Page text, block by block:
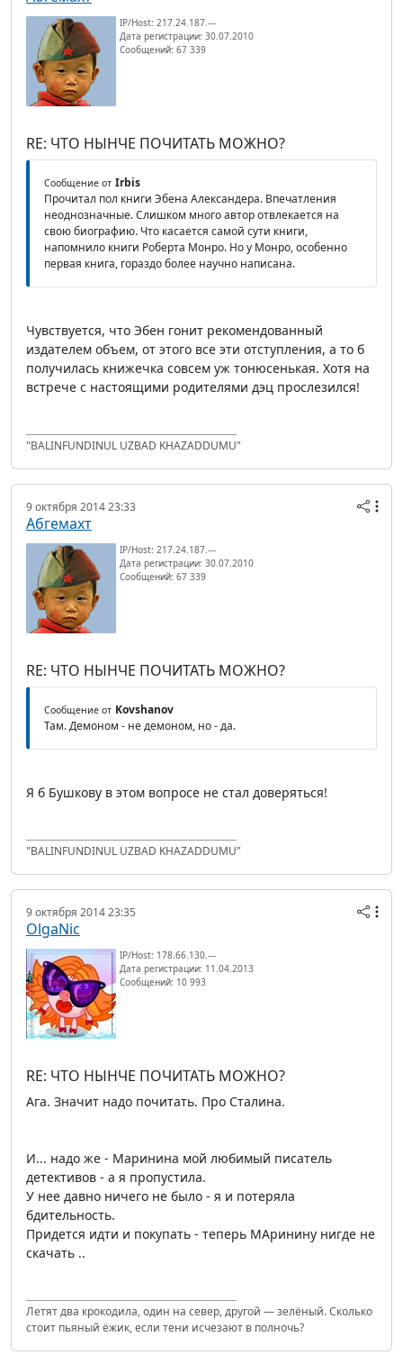
IP/Host: 217.24.187.---
Дата регистрации: 30.07.2010
Сообщений: 67 339
RE: ЧТО НЫНЧЕ ПОЧИТАТЬ МОЖНО?
Сообщение от Irbis
Прочитал пол книги Эбена Александера. Впечатления
неоднозначные. Слишком много автор отвлекается на
свою биографию. Что касается самой сути книги,
напомнило книги Роберта Монро. Но у Монро, особенно
первая книга, гораздо более научно написана.
Чувствуется, что Эбен гонит рекомендованный
издателем объем, от этого все эти отступления, а то б
получилась книжечка совсем уж тонюсенькая. Хотя на
встрече с настоящими родителями дэц прослезился!
"BALINFUNDINUL UZBAD KHAZADDUMU"
9 октября 2014 23:33
Абгемахт
IP/Host: 217.24.187.---
Дата регистрации: 30.07.2010
Сообщений: 67 339
RE: ЧТО НЫНЧЕ ПОЧИТАТЬ МОЖНО?
Сообщение от Kovshanov
Там. Демоном - не демоном, но - да.
Я б Бушкову в этом вопросе не стал доверяться!
"BALINFUNDINUL UZBAD KHAZADDUMU"
9 октября 2014 23:35
OlgaNic
IP/Host: 178.66.130.---
Дата регистрации: 11.04.2013
Сообщений: 10 993
RE: ЧТО НЫНЧЕ ПОЧИТАТЬ МОЖНО?
Ага. Значит надо почитать. Про Сталина.
И... надо же - Маринина мой любимый писатель
детективов - а я пропустила.
У нее давно ничего не было - я и потеряла
бдительность.
Придется идти и покупать - теперь МАринину нигде не
скачать ..
Летят два крокодила, один на север, другой — зелёный. Сколько
стоит пьяный ёжик, если тени исчезают в полночь?